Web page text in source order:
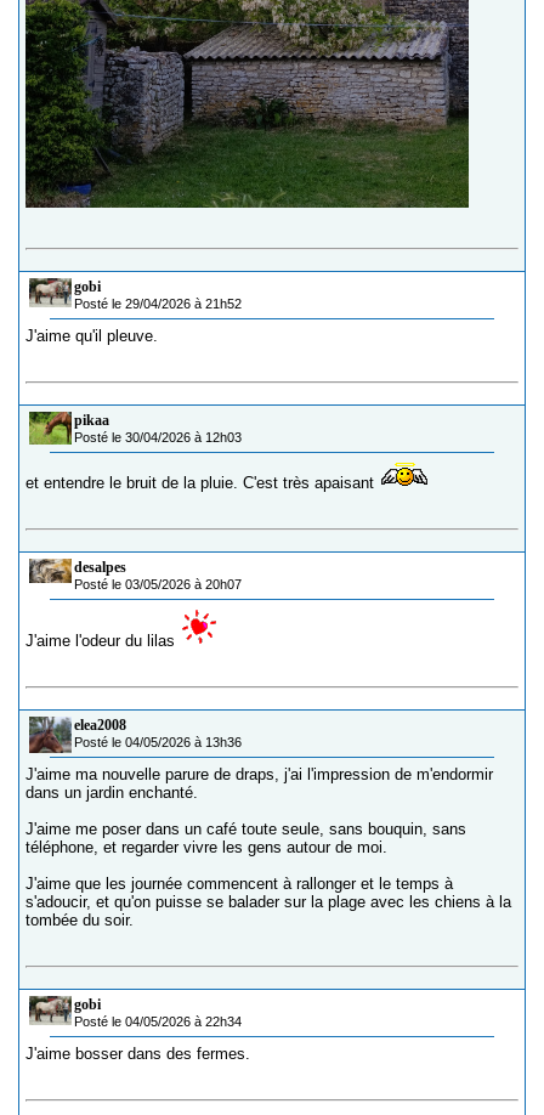
gobi
Posté le 29/04/2026 à 21h52
J'aime qu'il pleuve.
pikaa
Posté le 30/04/2026 à 12h03
et entendre le bruit de la pluie. C'est très apaisant
desalpes
Posté le 03/05/2026 à 20h07
J'aime l'odeur du lilas
elea2008
Posté le 04/05/2026 à 13h36
J'aime ma nouvelle parure de draps, j'ai l'impression de m'endormir
dans un jardin enchanté.
J'aime me poser dans un café toute seule, sans bouquin, sans
téléphone, et regarder vivre les gens autour de moi.
J'aime que les journée commencent à rallonger et le temps à
s'adoucir, et qu'on puisse se balader sur la plage avec les chiens à la
tombée du soir.
gobi
Posté le 04/05/2026 à 22h34
J'aime bosser dans des fermes.